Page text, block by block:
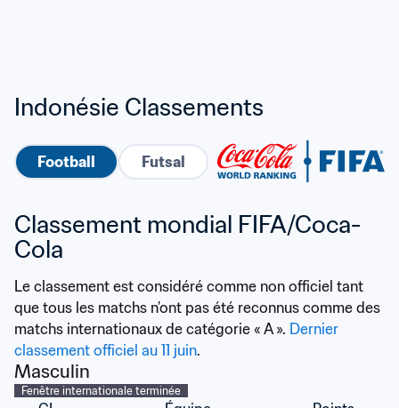
Indonésie Classements
Football Futsal
Classement mondial FIFA/Coca-
Cola
Le classement est considéré comme non officiel tant
que tous les matchs n’ont pas été reconnus comme des
matchs internationaux de catégorie « A ». Dernier
classement officiel au 11 juin.
Masculin
Fenêtre internationale terminée